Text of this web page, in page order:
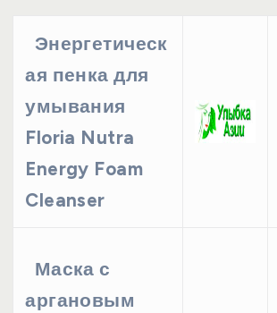
Энергетическ
ая пенка для
умывания
Floria Nutra
Energy Foam
Cleanser
Маска с
аргановым